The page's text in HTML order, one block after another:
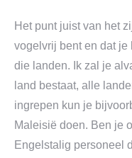
Het punt juist van het
vogelvrij bent en dat je
die landen. Ik zal je
land bestaat, alle
ingrepen kun je
Maleisië doen. Ben je
Engelstalig personeel